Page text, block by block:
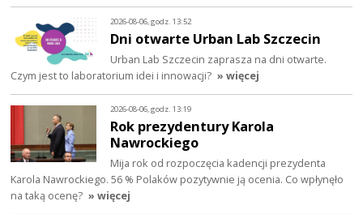
2026-08-06, godz. 13:52
Dni otwarte Urban Lab Szczecin
Urban Lab Szczecin zaprasza na dni otwarte.
Czym jest to laboratorium idei i innowacji? » więcej
2026-08-06, godz. 13:19
Rok prezydentury Karola
Nawrockiego
Mija rok od rozpoczęcia kadencji prezydenta
Karola Nawrockiego. 56 % Polaków pozytywnie ją ocenia. Co wpłynęło
na taką ocenę? » więcej